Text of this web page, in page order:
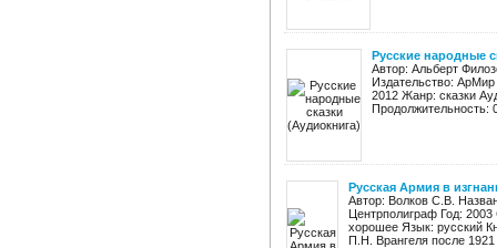
Русские народные
Автор: Альберт
Издательство:
2012 Жанр: сказки
Продолжительность:
Русская Армия в
Автор: Волков С.В.
Центрполиграф Год:
хорошее Язык: русский
П.Н. Врангеля после 1921